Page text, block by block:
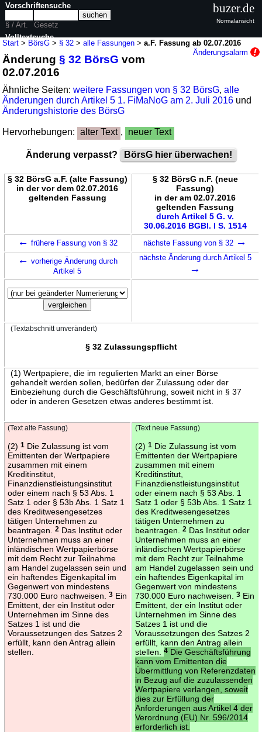
Start > BörsG > § 32 >alle Fassungen >a.F. Fassung ab 02.07.2016
Änderungsalarm
Änderung§ 32 BörsG vom
02.07.2016
Ähnliche Seiten:weitere Fassungen von § 32 BörsG,alle
Änderungen durch Artikel 5 1. FiMaNoG am 2. Juli 2016 und
Änderungshistorie des BörsG
Hervorhebungen: alter Text , neuer Text
Änderung verpasst? BörsG hier überwachen!
§ 32 BörsG a.F. (alte Fassung)
in der vor dem 02.07.2016
geltenden Fassung
§ 32 BörsG n.F. (neue
Fassung)
in der am 02.07.2016
geltenden Fassung
durch Artikel 5 G. v.
30.06.2016 BGBl. I S. 1514
← frühere Fassung von § 32 nächste Fassung von § 32 →
← vorherige Änderung durch
Artikel 5
nächste Änderung durch Artikel 5
→
(Textabschnitt unverändert)
§ 32 Zulassungspflicht
(1) Wertpapiere, die im regulierten Markt an einer Börse
gehandelt werden sollen, bedürfen der Zulassung oder der
Einbeziehung durch die Geschäftsführung, soweit nicht in § 37
oder in anderen Gesetzen etwas anderes bestimmt ist.
(Text alte Fassung)
(2) 1Die Zulassung ist vom
Emittenten der Wertpapiere
zusammen mit einem
Kreditinstitut,
Finanzdienstleistungsinstitut
oder einem nach § 53 Abs. 1
Satz 1 oder § 53b Abs. 1 Satz 1
des Kreditwesengesetzes
tätigen Unternehmen zu
beantragen.
2Das Institut oder
Unternehmen muss an einer
inländischen Wertpapierbörse
mit dem Recht zur Teilnahme
am Handel zugelassen sein und
ein haftendes Eigenkapital im
Gegenwert von mindestens
730.000 Euro nachweisen.
3Ein
Emittent, der ein Institut oder
Unternehmen im Sinne des
Satzes 1 ist und die
Voraussetzungen des Satzes 2
erfüllt, kann den Antrag allein
stellen.
(Text neue Fassung)
(2) 1Die Zulassung ist vom
Emittenten der Wertpapiere
zusammen mit einem
Kreditinstitut,
Finanzdienstleistungsinstitut
oder einem nach § 53 Abs. 1
Satz 1 oder § 53b Abs. 1 Satz 1
des Kreditwesengesetzes
tätigen Unternehmen zu
beantragen.
2Das Institut oder
Unternehmen muss an einer
inländischen Wertpapierbörse
mit dem Recht zur Teilnahme
am Handel zugelassen sein und
ein haftendes Eigenkapital im
Gegenwert von mindestens
730.000 Euro nachweisen.
3Ein
Emittent, der ein Institut oder
Unternehmen im Sinne des
Satzes 1 ist und die
Voraussetzungen des Satzes 2
erfüllt, kann den Antrag allein
stellen.
4Die Geschäftsführung
kann vom Emittenten die
Übermittlung von Referenzdaten
in Bezug auf die zuzulassenden
Wertpapiere verlangen, soweit
dies zur Erfüllung der
Anforderungen aus Artikel 4 der
Verordnung (EU) Nr. 596/2014
erforderlich ist.
Vorschriftensuche
§ / Art.
Gesetz
Volltextsuche
nur in BörsG
buzer.de
Normalansicht